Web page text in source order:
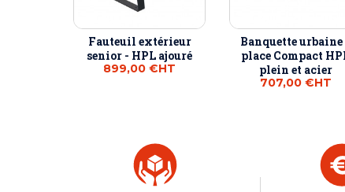
Fauteuil extérieur
senior - HPL ajouré
899,00 €HT
Banquette urbaine
place Compact
plein et acier
707,00 €HT